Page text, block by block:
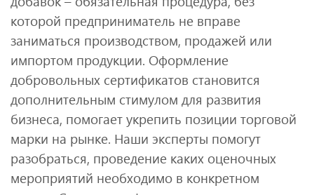
которой предприниматель не вправе
заниматься производством, продажей или
импортом продукции. Оформление
добровольных сертификатов становится
дополнительным стимулом для развития
бизнеса, помогает укрепить позиции торговой
марки на рынке. Наши эксперты помогут
разобраться, проведение каких оценочных
мероприятий необходимо в конкретном